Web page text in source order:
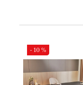
- 10 %